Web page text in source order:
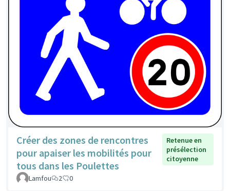
Créer des zones de rencontres
pour apaiser les mobilités pour
tous dans les Poulettes
Retenue en
présélection
citoyenne
Lamfou 2 0